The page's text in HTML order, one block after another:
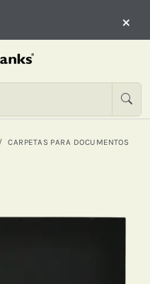
×
CARPETAS PARA DOCUMENTOS